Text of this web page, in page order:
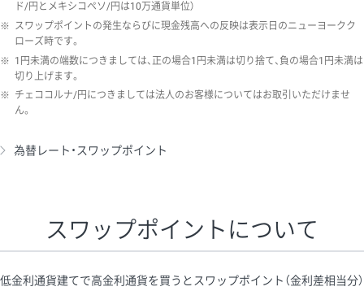
ド/円とメキシコペソ/円は10万通貨単位）
※ スワップポイントの発生ならびに現金残高への反映は表示日のニューヨークク
ローズ時です。
※ 1円未満の端数につきましては、正の場合1円未満は切り捨て、負の場合1円未満は
切り上げます。
※ チェココルナ/円につきましては法人のお客様についてはお取引いただけませ
ん。
為替レート・スワップポイント
スワップポイントについて
低金利通貨建てで高金利通貨を買うとスワップポイント（金利差相当分）